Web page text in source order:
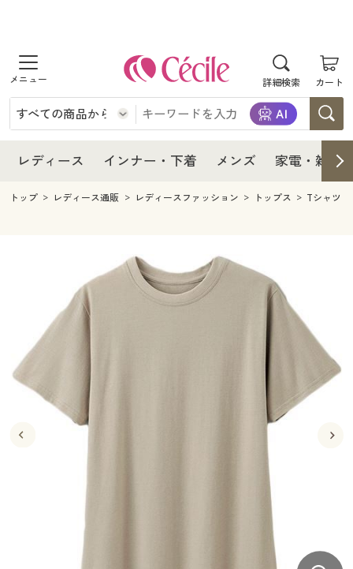
詳細検索 カート
商品を探す
レディース
レディースファッション
インナー・下着
インナー・下着通販すべて
ジュニア・ティーンズ下着
メンズ
メンズファッション
メンズ下着
家電・雑貨すべて
寝具・インテリア・家具
寝具・インテリア・家具通販すべて
寝具・ベッド
美容・健康
美容・健康・サプリメント
制服・スクール
制服・スクールすべて
大きいサイズ
大きいサイズ レディース下着
シークレットセール
商品カテゴリ一覧
レディース インナー・下着 メンズ 家電・雑貨
レディース
レディース通販すべて
レディースファッション
インナー・下着
インナー・下着通販すべて
ジュニア・ティーンズ下着
メンズ
キッチン・雑貨・日用品
寝具・インテリア・家具通販すべて
家具・収納
寝具・ベッド
カーテン・ラグ・ファブリック
美容・健康通販すべて
美容・健康・サプリメント
制服・スクール
制服・スクールすべて
制服・学生服
大きいサイズ
大きいサイズ通販すべて
バーゲン
商品カテゴリ一覧
トップ レディース通販 レディースファッション トップス Tシャツ